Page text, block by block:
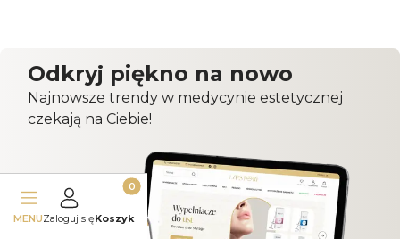
Odkryj piękno na nowo
Najnowsze trendy w medycynie estetycznej
czekają na Ciebie!
MENUZaloguj się
Produkty w koszyku: 0. Zobacz szczegóły
Koszyk